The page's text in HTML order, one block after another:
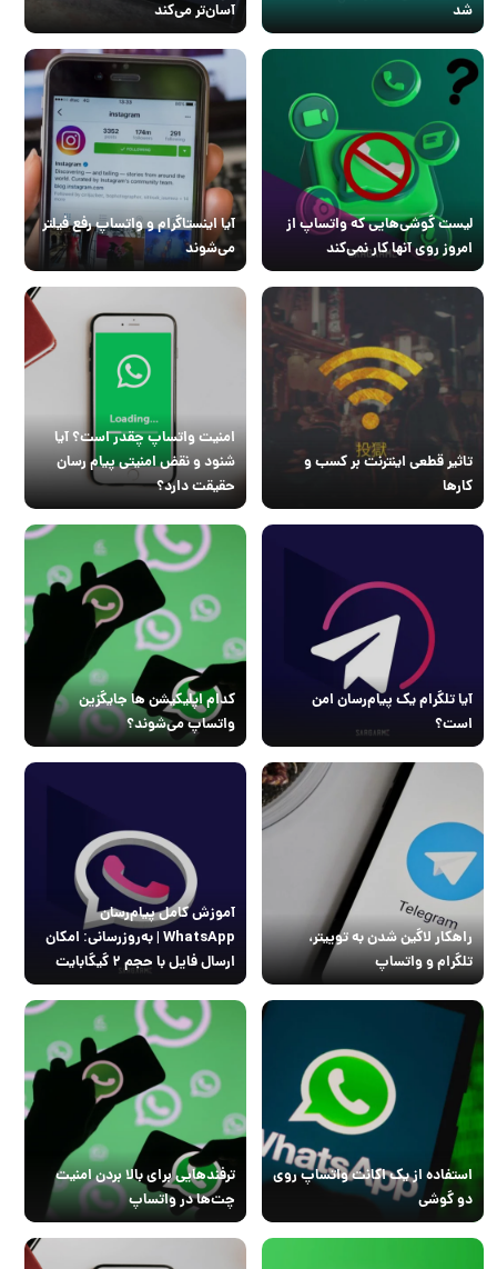
شد
آسان‌تر می‌کند
لیست گوشی‌هایی که واتساپ از
امروز روی آنها کار نمی‌کند
آیا اینستاگرام و واتساپ رفع فیلتر
می‌شوند
تاثیر قطعی اینترنت بر کسب و
کارها
امنیت واتساپ چقدر است؟ آیا
شنود و نقض امنیتی پیام رسان
حقیقت دارد؟
آیا تلگرام یک پیام‌رسان امن
است؟
کدام اپلیکیشن ها جایگزین
واتساپ می‌شوند؟
راهکار لاگین شدن به توییتر،
تلگرام و واتساپ
آموزش کامل پیام‌رسان
WhatsApp | به‌روزرسانی: امکان
ارسال فایل با حجم ۲ گیگابایت
استفاده از یک اکانت واتساپ روی
دو گوشی
ترفندهایی برای بالا بردن امنیت
چت‌ها در واتساپ